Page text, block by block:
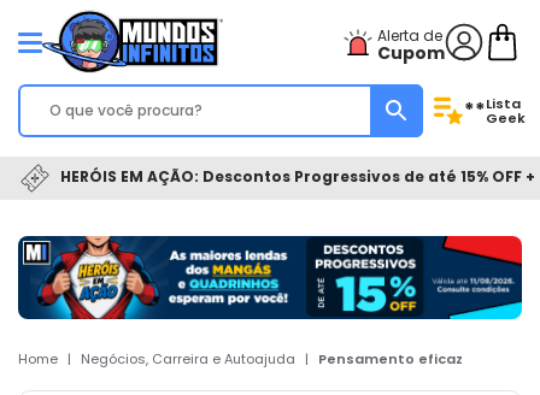
Alerta de
Cupom
**Lista
Geek
HERÓIS EM AÇÃO: Descontos Progressivos de até 15% OFF
Home | Negócios, Carreira e Autoajuda | Pensamento eficaz